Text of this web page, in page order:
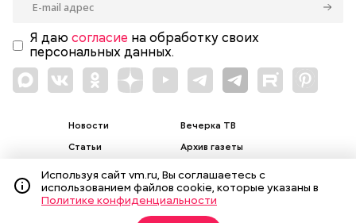
Я даю согласие на обработку своих
персональных данных.
Новости
Статьи
Фотогалереи
Вечерка ТВ
Архив газеты
Пресса в образовании
Используя сайт vm.ru, Вы соглашаетесь с
использованием файлов cookie, которые указаны в
Политике конфиденциальности